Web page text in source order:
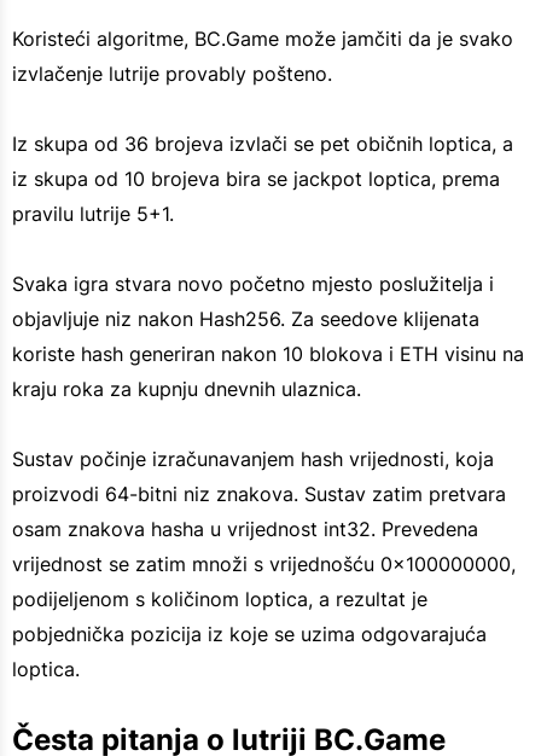
Koristeći algoritme, BC.Game može jamčiti da je svako
izvlačenje lutrije provably pošteno.
Iz skupa od 36 brojeva izvlači se pet običnih loptica, a
iz skupa od 10 brojeva bira se jackpot loptica, prema
pravilu lutrije 5+1.
Svaka igra stvara novo početno mjesto poslužitelja i
objavljuje niz nakon Hash256. Za seedove klijenata
koriste hash generiran nakon 10 blokova i ETH visinu na
kraju roka za kupnju dnevnih ulaznica.
Sustav počinje izračunavanjem hash vrijednosti, koja
proizvodi 64-bitni niz znakova. Sustav zatim pretvara
osam znakova hasha u vrijednost int32. Prevedena
vrijednost se zatim množi s vrijednošću 0x100000000,
podijeljenom s količinom loptica, a rezultat je
pobjednička pozicija iz koje se uzima odgovarajuća
loptica.
Česta pitanja o lutriji BC.Game